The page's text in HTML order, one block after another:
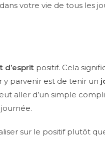
votre vie de tous les
d’esprit positif. Cela
parvenir est de tenir un
aller d’un simple
sur le positif plutôt